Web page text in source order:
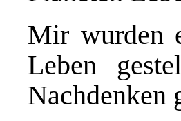
Mir wurden
Leben
Nachdenken